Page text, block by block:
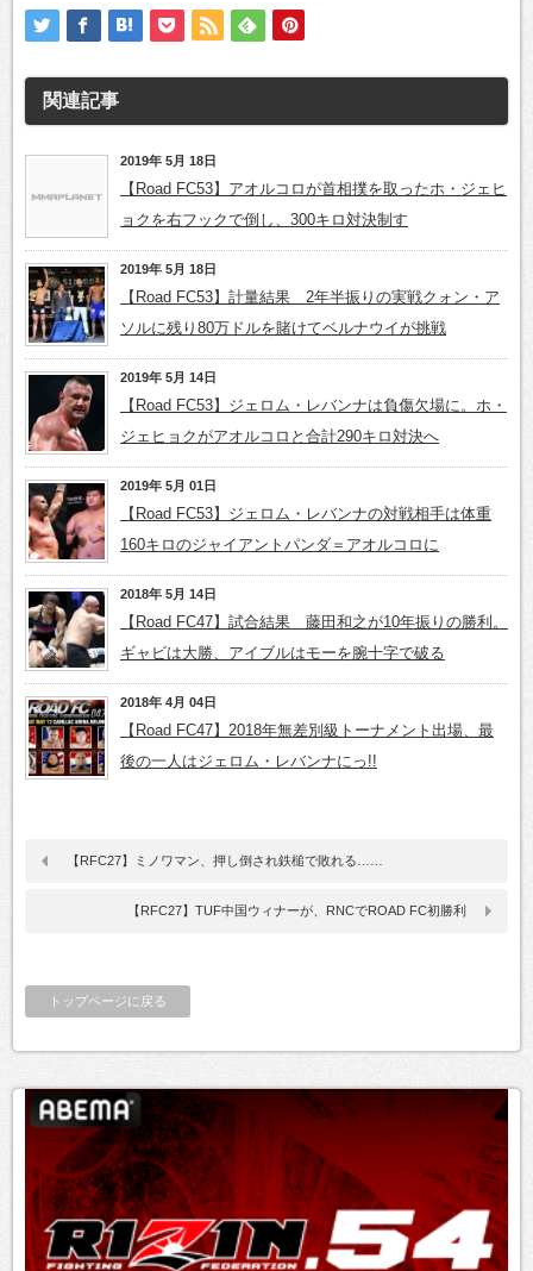
関連記事
2019年 5月 18日
【Road FC53】アオルコロが首相撲を取ったホ・ジェヒ
ョクを右フックで倒し、300キロ対決制す
2019年 5月 18日
【Road FC53】計量結果 2年半振りの実戦クォン・ア
ソルに残り80万ドルを賭けてベルナウイが挑戦
2019年 5月 14日
【Road FC53】ジェロム・レバンナは負傷欠場に。ホ・
ジェヒョクがアオルコロと合計290キロ対決へ
2019年 5月 01日
【Road FC53】ジェロム・レバンナの対戦相手は体重
160キロのジャイアントパンダ＝アオルコロに
2018年 5月 14日
【Road FC47】試合結果 藤田和之が10年振りの勝利。
ギャビは大勝、アイブルはモーを腕十字で破る
2018年 4月 04日
【Road FC47】2018年無差別級トーナメント出場、最
後の一人はジェロム・レバンナにっ!!
【RFC27】ミノワマン、押し倒され鉄槌で敗れる……
【RFC27】TUF中国ウィナーが、RNCでROAD FC初勝利
トップページに戻る